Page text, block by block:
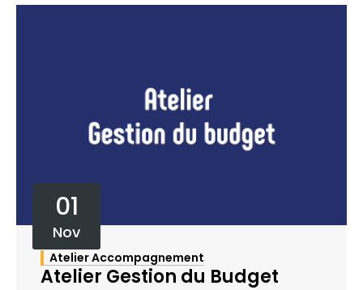
01
Nov
Atelier Accompagnement
Atelier Gestion du Budget